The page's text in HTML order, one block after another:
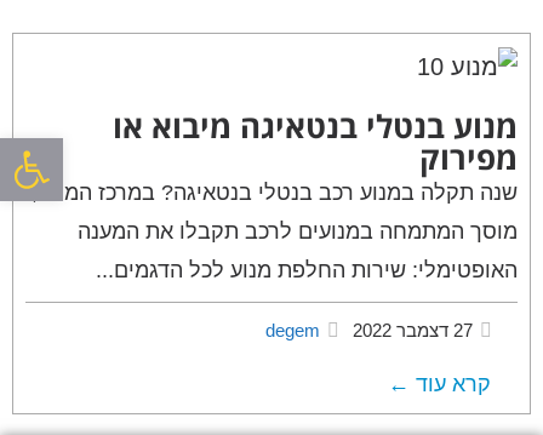
פתח
מנוע בנטלי בנטאיגה מיבוא או
מפירוק
שנה תקלה במנוע רכב בנטלי בנטאיגה? במרכז המנוע,
מוסך המתמחה במנועים לרכב תקבלו את המענה
האופטימלי: שירות החלפת מנוע לכל הדגמים...
27 דצמבר 2022 degem
קרא עוד ←